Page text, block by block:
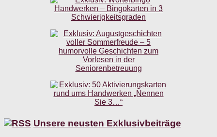
Unsere neusten Exklusivbeiträge